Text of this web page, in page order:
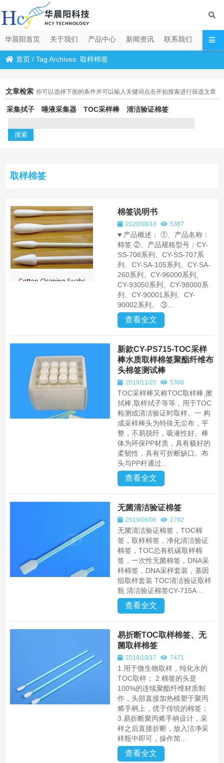
华晨阳首页 关于我们 产品中心 新闻资讯 联系我们
首页 /Tag Archives: 取样棉签
文章检索 你可以选择下面的条件并可以输入关键词点击开始搜索进行筛选文章
采集拭子 唾液采集器 TOC采样棒 清洁验证棉签
取样棉签
棉签说明书
2020/08/18 5387
♥ 产品概述： ①、产品名称：
棉签 ②、产品规格型号：CY-
SS-708系列、CY-SS-707系
列、CY-SA-105系列、CY-SA-
260系列、CY-96000系列、
CY-93050系列、CY-98000系
列、CY-90001系列、CY-
90002系列。 ③...
查看全文
新款CY-PS715-TOC采样
棒水质取样棉签聚酯纤维布
头棉签测试棒
2019/11/20 5360
TOC采样棒又称TOC取样棒,擦
拭棒,取样拭子等等，用于TOC
检测或清洁验证时取样。一 构
成采样棒头为特殊无尘布，平
整，不易脱纤，吸液性好。棒
体为环保PP材质，具有极好的
柔韧性，具有可折断缺口。布
头与PP杆通过...
查看全文
无菌清洁验证棉签
2019/06/06 2792
无菌清洁验证棉签，TOC棉
签，取样棉签，净化清洁验证
棉签，TOC总有机碳取样棉
签，一次性无菌棉签，DNA采
样棉签，DNA采样套装，基因
组取样套装 TOC清洁验证取样
瓶 清洁验证棉签CY-715A ...
查看全文
易折断TOC取样棉签、无
菌取样棉签
2018/10/17 7471
1.用于微生物取样，纯化水的
TOC取样； 2.棉签的头是
100%的连续聚酯纤维材质制
作，头部直接加热模塑于聚丙
烯手柄上，优于传统的棉签；
3.易折断聚丙烯手柄设计，采
样之后直接折断，放入洁净采
样瓶中即可，操作简...
查看全文